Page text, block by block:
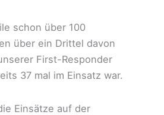
schon über 100
über ein Drittel davon
First-Responder
37 mal im Einsatz war.
Einsätze auf der